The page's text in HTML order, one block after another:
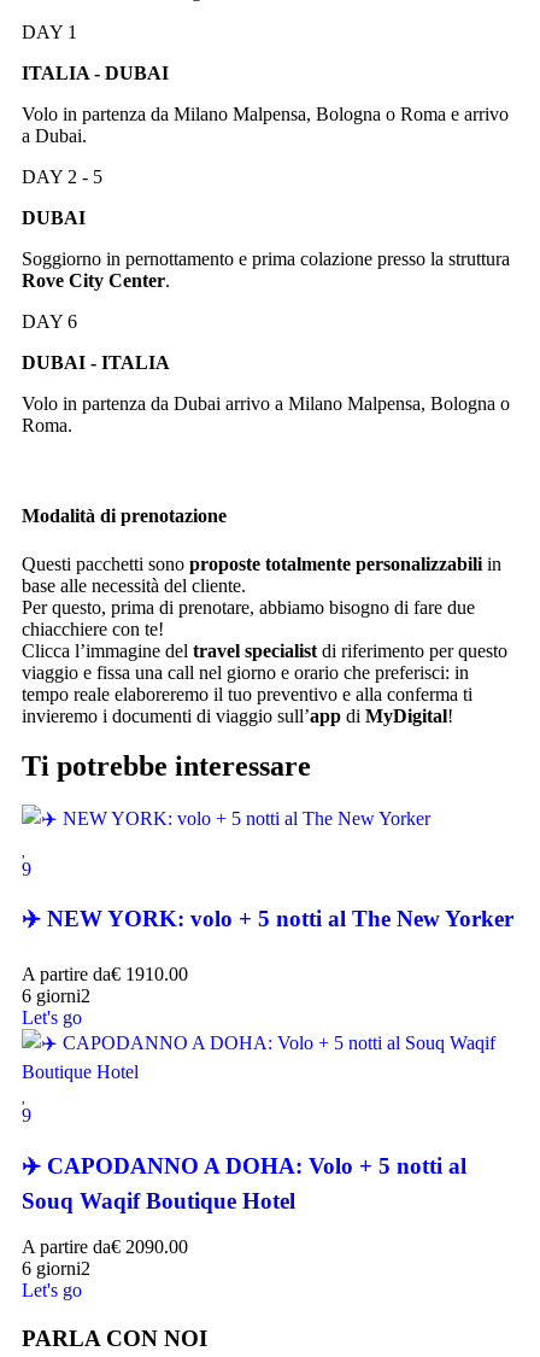
DAY 1
ITALIA - DUBAI
Volo in partenza da Milano Malpensa, Bologna o Roma e arrivo
a Dubai.
DAY 2 - 5
DUBAI
Soggiorno in pernottamento e prima colazione presso la struttura
Rove City Center.
DAY 6
DUBAI - ITALIA
Volo in partenza da Dubai arrivo a Milano Malpensa, Bologna o
Roma.
Modalità di prenotazione
Questi pacchetti sono proposte totalmente personalizzabili in
base alle necessità del cliente.
Per questo, prima di prenotare, abbiamo bisogno di fare due
chiacchiere con te!
Clicca l’immagine del travel specialist di riferimento per questo
viaggio e fissa una call nel giorno e orario che preferisci: in
tempo reale elaboreremo il tuo preventivo e alla conferma ti
invieremo i documenti di viaggio sull’app di MyDigital!
Ti potrebbe interessare
9
✈️ NEW YORK: volo + 5 notti al The New Yorker
A partire da€ 1910.00
6 giorni2
Let's go
9
✈️ CAPODANNO A DOHA: Volo + 5 notti al
Souq Waqif Boutique Hotel
A partire da€ 2090.00
6 giorni2
Let's go
PARLA CON NOI